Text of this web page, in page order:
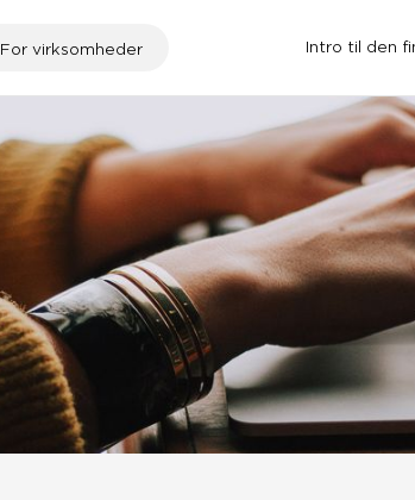
For virksomheder Intro til den